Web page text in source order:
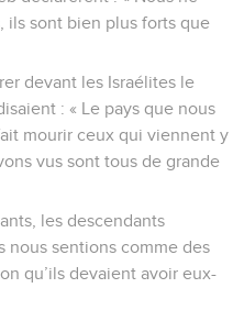
ils sont bien plus forts que
devant les Israélites le
: « Le pays que nous
mourir ceux qui viennent y
vus sont tous de grande
les descendants
nous sentions comme des
qu’ils devaient avoir eux-